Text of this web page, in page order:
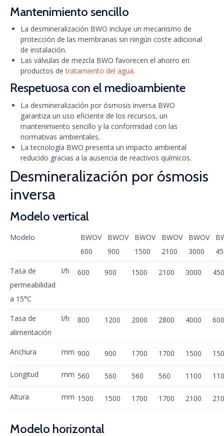
Mantenimiento sencillo
La desmineralización BWO incluye un mecanismo de
protección de las membranas sin ningún coste adicional
de instalación.
Las válvulas de mezcla BWO favorecen el ahorro en
productos detratamiento del agua.
Respetuosa con el medioambiente
La desmineralización por ósmosis inversa BWO
garantiza un uso eficiente de los recursos, un
mantenimiento sencillo y la conformidad con las
normativas ambientales.
La tecnología BWO presenta un impacto ambiental
reducido gracias a la ausencia de reactivos químicos.
Desmineralización por ósmosis
inversa
Modelo vertical
Modelo
BWOV
600
BWOV
900
BWOV
1500
BWOV
2100
BWOV
3000
Tasa de
permeabilidad
a 15°C
l/h 600 900 1500 2100 3000
Tasa de
alimentación
l/h 800 1200 2000 2800 4000
Anchura mm 900 900 1700 1700 1500
Longitud mm 560 560 560 560 1100
Altura mm 1500 1500 1700 1700 2100
Modelo horizontal